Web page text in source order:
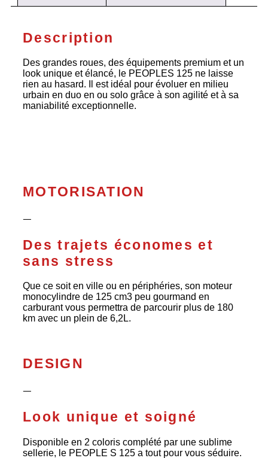
Description
Des grandes roues, des équipements premium et un
look unique et élancé, le PEOPLES 125 ne laisse
rien au hasard. Il est idéal pour évoluer en milieu
urbain en duo en ou solo grâce à son agilité et à sa
maniabilité exceptionnelle.
MOTORISATION
ᅳ
Des trajets économes et
sans stress
Que ce soit en ville ou en périphéries, son moteur
monocylindre de 125 cm3 peu gourmand en
carburant vous permettra de parcourir plus de 180
km avec un plein de 6,2L.
DESIGN
ᅳ
Look unique et soigné
Disponible en 2 coloris complété par une sublime
sellerie, le PEOPLE S 125 a tout pour vous séduire.